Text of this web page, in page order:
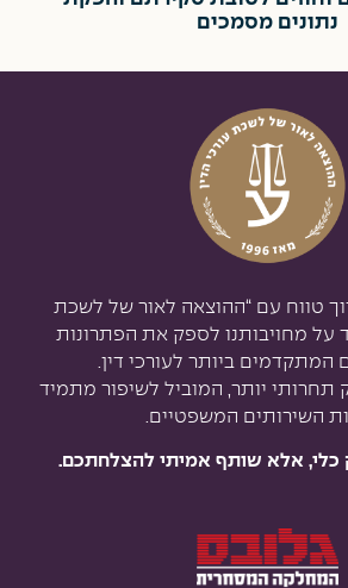
נתונים מסמכים
טווח עם “ההוצאה לאור של לשכת
על מחויבותנו לספק את הפתרונות
המתקדמים ביותר לעורכי דין.
תחרותי יותר, המוביל לשיפור מתמיד
השירותים המשפטיים.